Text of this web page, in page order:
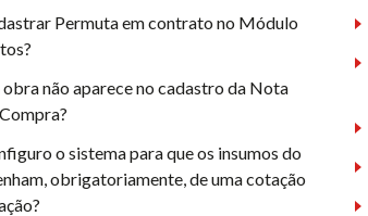
Permuta em contrato no Módulo
obra não aparece no cadastro da Nota
o sistema para que os insumos do
obrigatoriamente, de uma cotação